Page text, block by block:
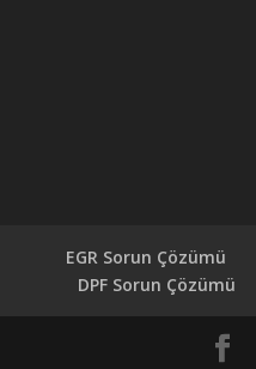
EGR Sorun Çözümü
DPF Sorun Çözümü